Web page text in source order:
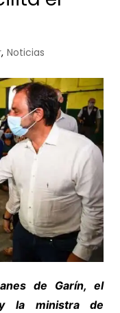
, Noticias
de Garín, el
la ministra de